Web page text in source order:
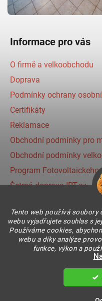
Tento web používá
webu vyjadřujete souhlas s
Používáme cookies,
webu a díky analýze
funkce, výkon a
Informace pro vás
O firmě a velkoobchodu
Doprava
Podmínky ochrany
Certifikáty
Reklamace
Obchodní podmínky pro
Obchodní podmínky
Program
Šetrná doprava IRT.cz
Prihlásenie affiliate
Instagram
IR